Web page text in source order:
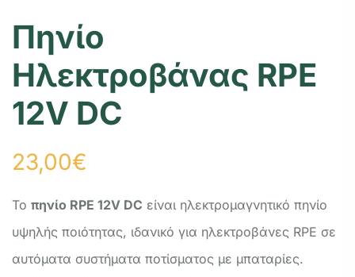
Πηνίο
Ηλεκτροβάνας RPE
12V DC
23,00€
Το πηνίο RPE 12V DC είναι ηλεκτρομαγνητικό πηνίο
υψηλής ποιότητας, ιδανικό για ηλεκτροβάνες RPE σε
αυτόματα συστήματα ποτίσματος με μπαταρίες.